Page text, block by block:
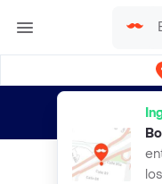
envíos